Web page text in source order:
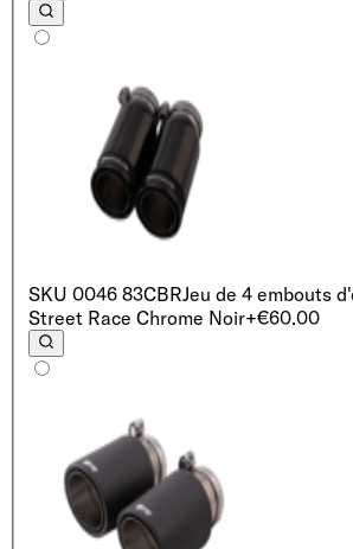
SKU 0046 83CBRJeu de 4 embouts
Street Race Chrome Noir+€60.00